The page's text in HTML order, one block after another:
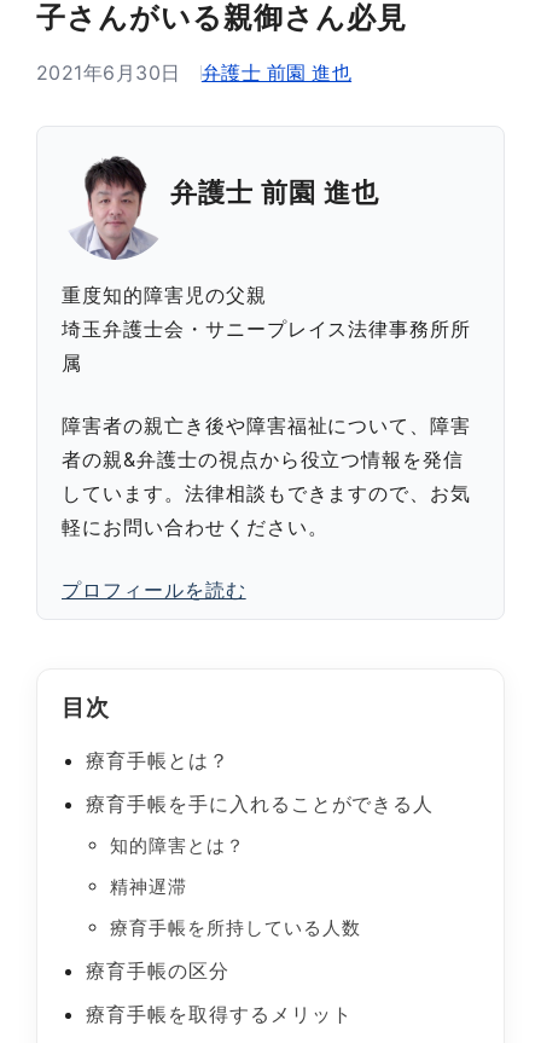
子さんがいる親御さん必見
2021年6月30日 弁護士 前園 進也
弁護士 前園 進也
重度知的障害児の父親
埼玉弁護士会・サニープレイス法律事務所所
属
障害者の親亡き後や障害福祉について、障害
者の親&弁護士の視点から役立つ情報を発信
しています。法律相談もできますので、お気
軽にお問い合わせください。
プロフィールを読む
目次
療育手帳とは？
療育手帳を手に入れることができる人
知的障害とは？
精神遅滞
療育手帳を所持している人数
療育手帳の区分
療育手帳を取得するメリット